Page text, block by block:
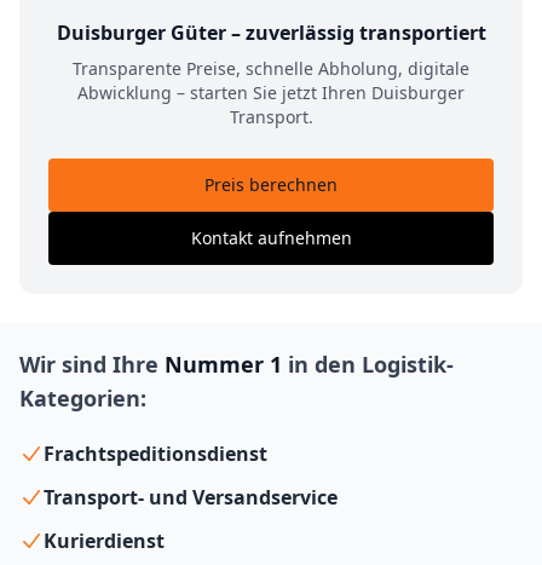
Duisburger Güter – zuverlässig transportiert
Transparente Preise, schnelle Abholung, digitale
Abwicklung – starten Sie jetzt Ihren Duisburger
Transport.
Preis berechnen
Kontakt aufnehmen
Wir sind Ihre Nummer 1 in den Logistik-
Kategorien:
Frachtspeditionsdienst
Transport- und Versandservice
Kurierdienst